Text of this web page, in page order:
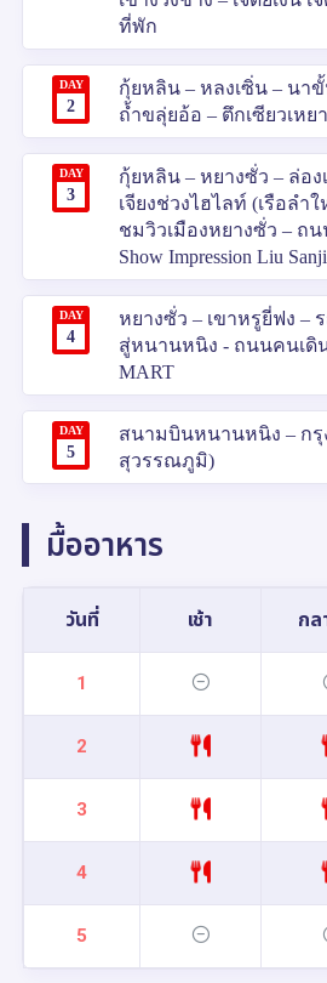
ที่พัก
DAY
2
กุ้ยหลิน – หลงเซิ่น – นา
ถ้ำขลุ่ยอ้อ – ตึกเซียวเหย
DAY
3
กุ้ยหลิน – หยางซั่ว – ล่อ
เจียงช่วงไฮไลท์ (เรือลำ
ชมวิวเมืองหยางซั่ว – ถ
Show Impression Liu
DAY
4
หยางซั่ว – เขาหรูยี่ฟง –
สู่หนานหนิง - ถนนคนเดิน
MART
DAY
5
สนามบินหนานหนิง – ก
สุวรรณภูมิ)
มื้ออาหาร
วันที่ เช้า กล
1
2
3
4
5